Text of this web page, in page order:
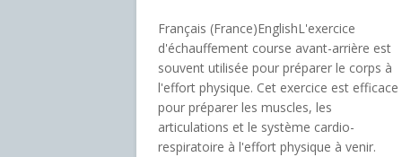
Français (France)EnglishL'exercice
d'échauffement course avant-arrière est
souvent utilisée pour préparer le corps à
l'effort physique. Cet exercice est efficace
pour préparer les muscles, les
articulations et le système cardio-
respiratoire à l'effort physique à venir.